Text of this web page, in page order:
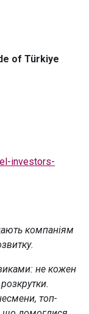
of Türkiye
investors-
компаніям
не кожен
топ-